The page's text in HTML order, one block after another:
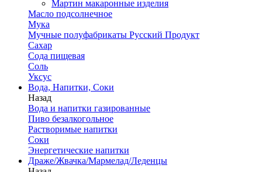
Мартин макаронные изделия
Масло подсолнечное
Мука
Мучные полуфабрикаты Русский Продукт
Сахар
Сода пищевая
Соль
Уксус
Вода, Напитки, Соки
Назад
Вода и напитки газированные
Пиво безалкогольное
Растворимые напитки
Соки
Энергетические напитки
Драже/Жвачка/Мармелад/Леденцы